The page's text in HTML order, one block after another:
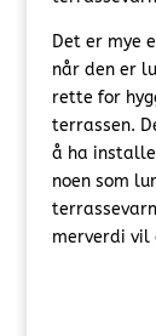
Det er mye
når den er
rette for
terrassen.
å ha
noen som
merverdi vil